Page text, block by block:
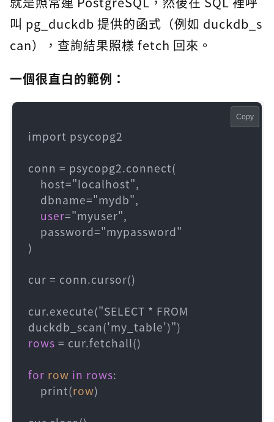
叫 pg_duckdb 提供的函式（例如 duckdb_s
can），查詢結果照樣 fetch 回來。
一個很直白的範例：
import psycopg2
conn = psycopg2.connect(
    host
="localhost",
    dbname
="mydb",
user="myuser",
    password
="mypassword"
)
cur = conn.cursor()
cur.execute("SELECT * FROM
rows = cur.fetchall()
for row in rows:
    print(
row)
Copy